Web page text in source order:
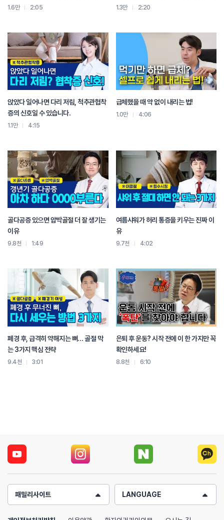
지지하는 배게를 사용하셔야 합니다. 처음에는 적응이 안되시고 오히려 더
불편해질 수도 있지만, 하루에 굉장히 긴 시간 동안 수면자세를 취하는 만큼
수면시간이 손상의 시간이 아니라 회복의 시간이 될 수 있도록 나에게 맞는 올바른
배게를 사용하셔야 합니다.
허리에는 쿠션을 대는 것이 좋고, 헤드레스트가 목을 앞으로 꺾지 않도록
조절해주어야 합니다. 또한 시트를 너무 뒤로 빼고 팔을 멀리 뻗어 핸들을 잡는
자세는 자연스레 라운드숄더와 거북목을 유발할 수 있으니 체형에 맞게 시트
있습니다. 중간중간에 휴식을 취하며 스트레칭을 해주시면 더욱 좋습니다.
자 이제 마지막으로 앞서 말씀 드린 목디스크를 예방하고 증상을 완화시킬 수 있는
단 한가지 방법을 알려드리겠습니다.
소개해드린 잘못된 자세와 올바른 자세를 살펴보시면 모두 공통점이 있습니다.
잘못된 자세는 모두 요추 전만이 소실되고 등은 구부정해지며 라운드 숄더가 되고
목이 앞으로 나와있는 자세. 바로 대부분의 현대인들이 이 자세로 인해 목디스크에
걸리게 되는거죠. (잘못된자세) 올바른 자세는 허리를 곧게 펴고 날개뼈를 바짝
붙이며 목이 꺾이지 않은 자세입니다. (바른자세)
그러나 우리가 일에 집중하다 보면 자연스럽게 모니터에 빨려들어가게 되는데요.
구부정해지는 걸 발견할 수 있었습니다.
이럴때 우리가 해야 할 단 한가지 가장 중요한 운동! 바로 이 맥켄지
신전운동입니다.
먼저 허리를 곧게 펴 요추전만을 만듭니다. 팔을 옆으로 벌리시고 날개뼈를 뒤로
모아주는 느낌으로 가슴을 펴줍니다. 그다음 목을 뒤로 젖히시면 됩니다.
라운드숄더로 인해 단축되어있던 대흉근을 풀어주고, 과신전으로 부하가
쌓여있던 뒷목,승모근,능형근등을 모아주며 여유를 주는거죠. 경추를 신전하게
제 답변이 도움이 되셨으면 좋겠습니다. 이 영상이 유익했다면 구독과 좋아요
부탁드립니다.
1.6만 2:05 1.3만 2:20
앉았다 일어나면 다리 저림, 척추관협착
증의 신호일 수 있습니다.
1.1만 4:15
급체했을 때 약 없이 내리는 법!
1.0만 4:06
골다공증 있으면 압박골절 더 잘 생기는
이유
9.8천 1:49
여름샤워가 허리 통증을 키우는 진짜 이
유
9.7천 4:02
폐경 후, 급격히 약해지는 뼈… 골절 막
는 3가지 핵심 전략
9.4천 3:01
은퇴 후 운동? 시작 전에 이 한 가지만 꼭
확인하세요!
8.8천 6:10
패밀리사이트 LANGUAGE